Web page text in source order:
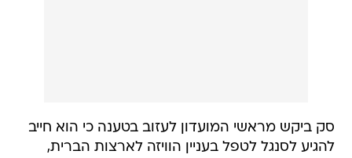
סק ביקש מראשי המועדון לעזוב בטענה כי הוא חייב
להגיע לסנגל לטפל בעניין הוויזה לארצות הברית,